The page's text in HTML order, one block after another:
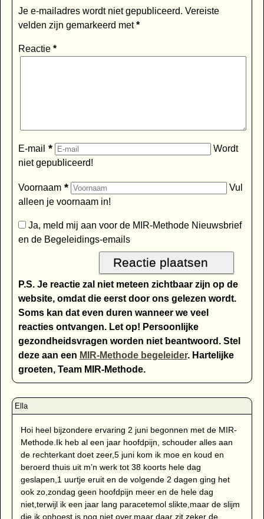
Hoi heel bijzondere ervaring 2 juni begonnen met de MIR-
Methode.Ik heb al een jaar hoofdpijn, schouder alles aan
de rechterkant doet zeer,5 juni kom ik moe en koud en
beroerd thuis uit m’n werk tot 38 koorts hele dag
geslapen,1 uurtje eruit en de volgende 2 dagen ging het
ook zo,zondag geen hoofdpijn meer en de hele dag
niet,terwijl ik een jaar lang paracetemol slikte,maar de slijm
die ik ophoest is nog niet over,maar daar zit zeker de
Je e-mailadres wordt niet gepubliceerd. Vereiste
velden zijn gemarkeerd met*
Reactie *
E-mail *
Wordt
niet gepubliceerd!
Voornaam *
Vul
alleen je voornaam in!
Ja, meld mij aan voor de MIR-Methode Nieuwsbrief
en de Begeleidings-emails
P.S. Je reactie zal niet meteen zichtbaar zijn op de
website, omdat die eerst door ons gelezen wordt.
Soms kan dat even duren wanneer we veel
reacties ontvangen. Let op! Persoonlijke
gezondheidsvragen worden niet beantwoord. Stel
deze aan een MIR-Methode begeleider. Hartelijke
groeten, Team MIR-Methode.